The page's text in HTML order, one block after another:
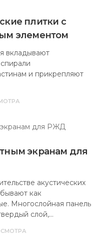
плитки с
элементом
вкладывают
и прикрепляют
экранам для
акустических
как
Многослойная панель
слой,…